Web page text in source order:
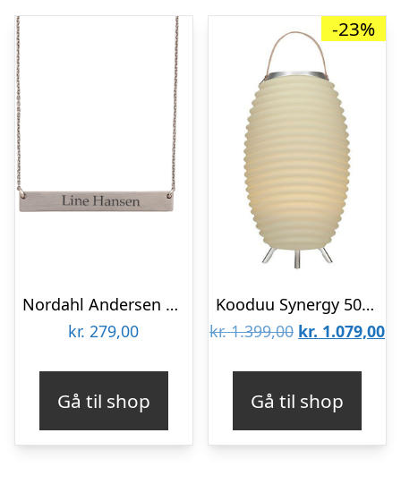
Nordahl Andersen Plade halskæde
kr. 279,00
Gå til shop
-23%
Kooduu Synergy 50S Bluetooth-højttaler
kr.1.399,00 Den
kr. 1.399,00.
kr. 1.079,00
Gå til shop